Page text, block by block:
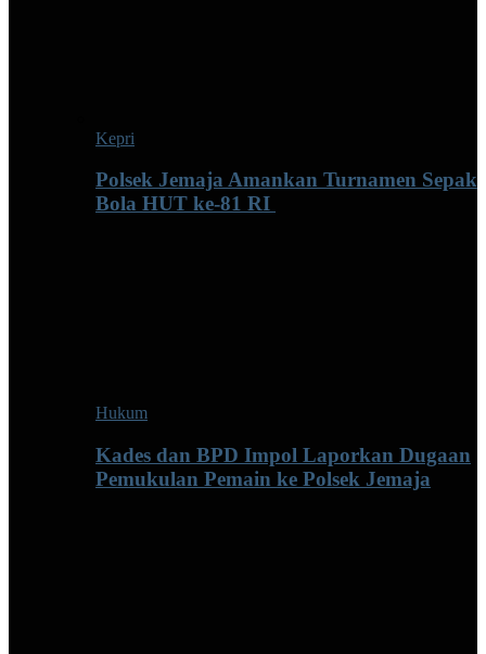
Kepri
Polsek Jemaja Amankan Turnamen Sepak
Bola HUT ke-81 RI ‎
Hukum
Kades dan BPD Impol Laporkan Dugaan
Pemukulan Pemain ke Polsek Jemaja